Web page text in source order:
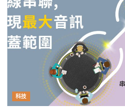
科技